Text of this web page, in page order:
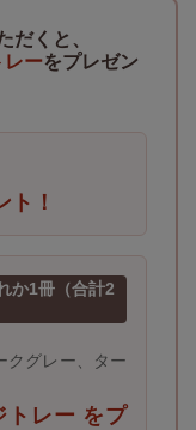
だくと、
レーをプレゼン
ト！
か1冊（合計2
クグレー、ター
トレー をプ